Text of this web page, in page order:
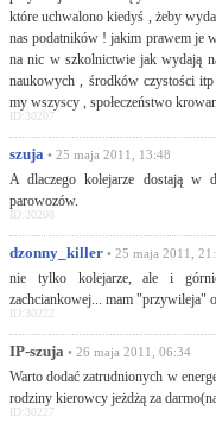
które uchwalono kiedyś , żeby
nas podatników ! jakim prawem je
na nic w szkolnictwie jak wydają
naukowych , środków czystości
my wszyscy , społeczeństwo
ID:30207
szuja • 25 maja 2011, 13:48
A dlaczego kolejarze dostają w
parowozów.
ID:30208
dzonny_killer • 25 maja 2011,
nie tylko kolejarze, ale i
zachciankowej... mam "przywileja"
ID:30222
IP-szuja • 26 maja 2011, 06:34
Warto dodać zatrudnionych w
rodziny kierowcy jeżdżą za
ID:30227